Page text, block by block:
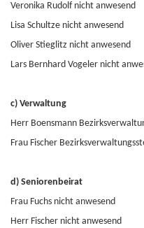
Veronika Rudolf nicht anwesend
Lisa Schultze nicht anwesend
Oliver Stieglitz nicht anwesend
Lars Bernhard Vogeler nicht
c) Verwaltung
Herr Boensmann
Frau Fischer
d) Seniorenbeirat
Frau Fuchs nicht anwesend
Herr Fischer nicht anwesend